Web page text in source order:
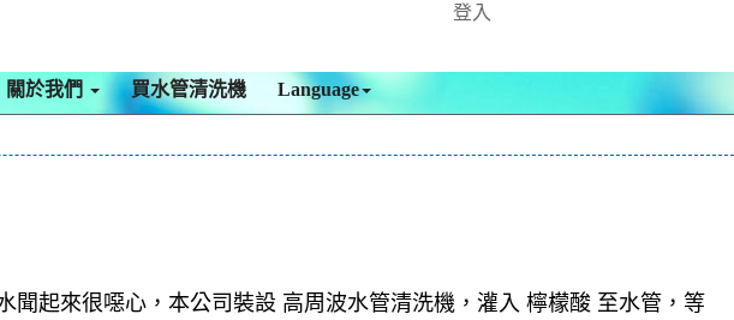
登入
關於我們 買水管清洗機 Language
起來很噁心，本公司裝設 高周波水管清洗機，灌入 檸檬酸 至水管，等